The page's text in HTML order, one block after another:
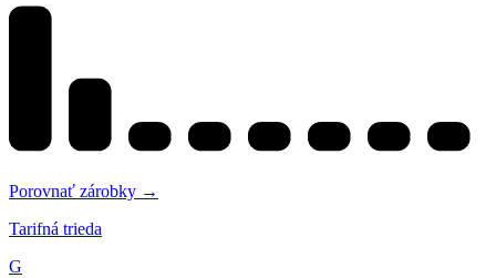
Porovnať zárobky →
Tarifná trieda
G